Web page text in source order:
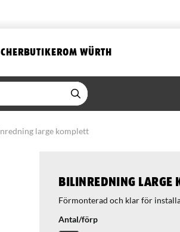
BUTIKEROM WÜRTH
large komplett
Bilinredning large
Förmonterad och klar för
Antal/förp